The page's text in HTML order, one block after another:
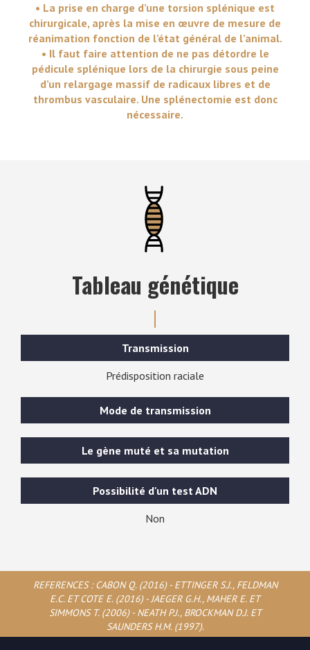
• La prise en charge d’une torsion splénique est
chirurgicale, après la mise en œuvre de mesure de
réanimation fonction de l’état général de l’animal.
• Il faut faire attention de ne pas détordre le
pédicule splénique lors de la chirurgie sous peine
d’un relargage massif de radicaux libres et de
thrombus vasculaire. Une splénectomie est donc
nécessaire.
Tableau génétique
Transmission
Prédisposition raciale
Mode de transmission
Le gène muté et sa mutation
Possibilité d'un test ADN
Non
REFERENCES : CABON Q. (2016) - ETTINGER S.J., FELDMAN
E.C. ET COTE E. (2016) - JAEGER G.H., MAHER E. ET
SIMMONS T. (2006) - NEATH P.J., BROCKMAN D.J. ET
SAUNDERS H.M. (1997).